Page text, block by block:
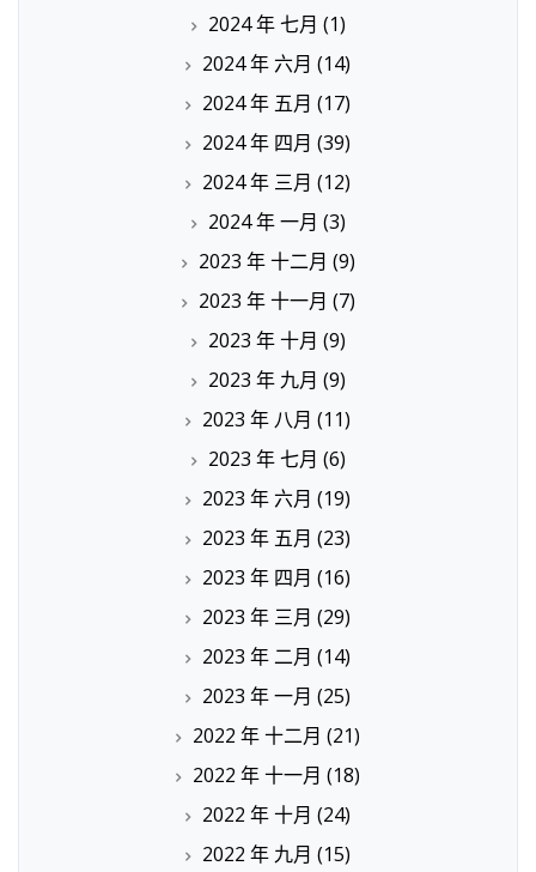
2024 年 七月 (1)
2024 年 六月 (14)
2024 年 五月 (17)
2024 年 四月 (39)
2024 年 三月 (12)
2024 年 一月 (3)
2023 年 十二月 (9)
2023 年 十一月 (7)
2023 年 十月 (9)
2023 年 九月 (9)
2023 年 八月 (11)
2023 年 七月 (6)
2023 年 六月 (19)
2023 年 五月 (23)
2023 年 四月 (16)
2023 年 三月 (29)
2023 年 二月 (14)
2023 年 一月 (25)
2022 年 十二月 (21)
2022 年 十一月 (18)
2022 年 十月 (24)
2022 年 九月 (15)